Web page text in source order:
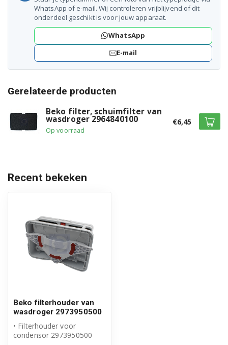
WhatsApp of e-mail. Wij controleren vrijblijvend of dit
onderdeel geschikt is voor jouw apparaat.
WhatsApp
E-mail
Gerelateerde producten
Beko filter, schuimfilter van
wasdroger 2964840100
Op voorraad
€6,45
Recent bekeken
Beko filterhouder van
wasdroger 2973950500
• Filterhouder voor
condensor 2973950500